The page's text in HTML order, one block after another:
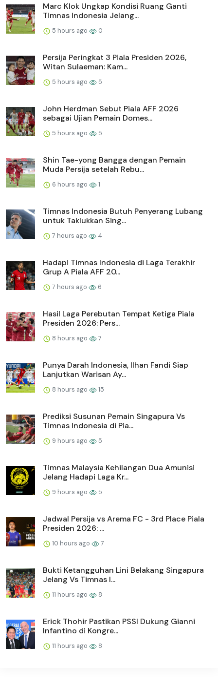
Marc Klok Ungkap Kondisi Ruang Ganti
Timnas Indonesia Jelang...
5 hours ago 0
Persija Peringkat 3 Piala Presiden 2026,
Witan Sulaeman: Kam...
5 hours ago 5
John Herdman Sebut Piala AFF 2026
sebagai Ujian Pemain Domes...
5 hours ago 5
Shin Tae-yong Bangga dengan Pemain
Muda Persija setelah Rebu...
6 hours ago 1
Timnas Indonesia Butuh Penyerang Lubang
untuk Taklukkan Sing...
7 hours ago 4
Hadapi Timnas Indonesia di Laga Terakhir
Grup A Piala AFF 20...
7 hours ago 6
Hasil Laga Perebutan Tempat Ketiga Piala
Presiden 2026: Pers...
8 hours ago 7
Punya Darah Indonesia, Ilhan Fandi Siap
Lanjutkan Warisan Ay...
8 hours ago 15
Prediksi Susunan Pemain Singapura Vs
Timnas Indonesia di Pia...
9 hours ago 5
Timnas Malaysia Kehilangan Dua Amunisi
Jelang Hadapi Laga Kr...
9 hours ago 5
Jadwal Persija vs Arema FC - 3rd Place Piala
Presiden 2026: ...
10 hours ago 7
Bukti Ketangguhan Lini Belakang Singapura
Jelang Vs Timnas I...
11 hours ago 8
Erick Thohir Pastikan PSSI Dukung Gianni
Infantino di Kongre...
11 hours ago 8